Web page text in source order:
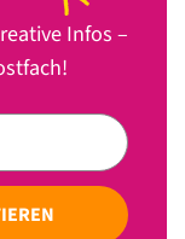
Infos –